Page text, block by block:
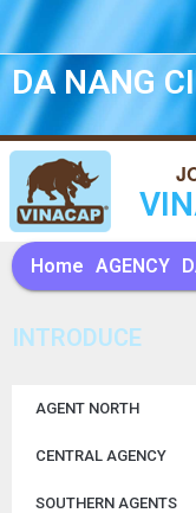
DA NANG
Home AGENCY
INTRODUCE
AGENT NORTH
CENTRAL AGENCY
SOUTHERN AGENTS